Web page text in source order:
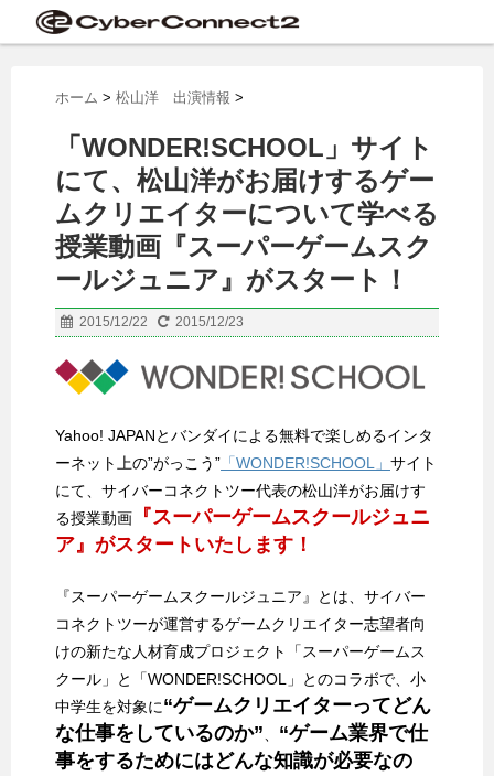
ホーム > 松山洋 出演情報 >
「WONDER!SCHOOL」サイト
にて、松山洋がお届けするゲー
ムクリエイターについて学べる
授業動画『スーパーゲームスク
ールジュニア』がスタート！
2015/12/22 2015/12/23
Yahoo! JAPANとバンダイによる無料で楽しめるインタ
ーネット上の”がっこう” 「WONDER!SCHOOL」 サイト
にて、サイバーコネクトツー代表の松山洋がお届けす
る授業動画
『スーパーゲームスクールジュニ
ア』がスタートいたします！
『スーパーゲームスクールジュニア』とは、サイバー
コネクトツーが運営するゲームクリエイター志望者向
けの新たな人材育成プロジェクト「スーパーゲームス
クール」と「WONDER!SCHOOL」とのコラボで、小
中学生を対象に“ゲームクリエイターってどん
な仕事をしているのか”
“ゲーム業界で仕
事をするためにはどんな知識が必要なの